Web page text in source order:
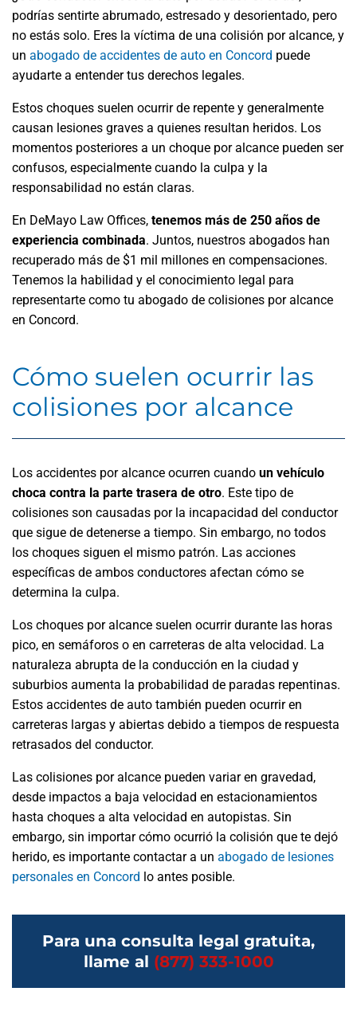
podrías sentirte abrumado, estresado y desorientado, pero
no estás solo. Eres la víctima de una colisión por alcance, y
un abogado de accidentes de auto en Concord puede
ayudarte a entender tus derechos legales.
Estos choques suelen ocurrir de repente y generalmente
causan lesiones graves a quienes resultan heridos. Los
momentos posteriores a un choque por alcance pueden ser
confusos, especialmente cuando la culpa y la
responsabilidad no están claras.
En DeMayo Law Offices, tenemos más de 250 años de
experiencia combinada. Juntos, nuestros abogados han
recuperado más de $1 mil millones en compensaciones.
Tenemos la habilidad y el conocimiento legal para
representarte como tu abogado de colisiones por alcance
en Concord.
Cómo suelen ocurrir las
colisiones por alcance
Los accidentes por alcance ocurren cuando un vehículo
choca contra la parte trasera de otro. Este tipo de
colisiones son causadas por la incapacidad del conductor
que sigue de detenerse a tiempo. Sin embargo, no todos
los choques siguen el mismo patrón. Las acciones
específicas de ambos conductores afectan cómo se
determina la culpa.
Los choques por alcance suelen ocurrir durante las horas
pico, en semáforos o en carreteras de alta velocidad. La
naturaleza abrupta de la conducción en la ciudad y
suburbios aumenta la probabilidad de paradas repentinas.
Estos accidentes de auto también pueden ocurrir en
carreteras largas y abiertas debido a tiempos de respuesta
retrasados del conductor.
Las colisiones por alcance pueden variar en gravedad,
desde impactos a baja velocidad en estacionamientos
hasta choques a alta velocidad en autopistas. Sin
embargo, sin importar cómo ocurrió la colisión que te dejó
herido, es importante contactar a un abogado de lesiones
personales en Concord lo antes posible.
Para una consulta legal gratuita,
llame al (877) 333-1000